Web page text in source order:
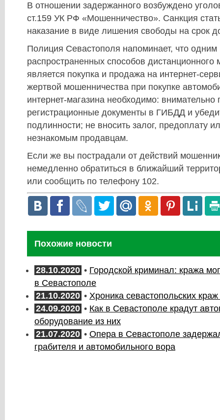
В отношении задержанного возбуждено
ст.159 УК РФ «Мошенничество». Санкция
наказание в виде лишения свободы на срок
Полиция Севастополя напоминает, что одним
распространенных способов дистанционного
является покупка и продажа на интернет-
жертвой мошенничества при покупке
интернет-магазина необходимо: внимательно
регистрационные документы в ГИБДД и
подлинности; не вносить залог, предоплату
незнакомым продавцам.
Если же вы пострадали от действий
немедленно обратиться в ближайший
или сообщить по телефону 102.
Похожие новости
28.10.2020 • Городской криминал: кража
в Севастополе
21.10.2020 • Хроника севастопольских краж
24.09.2020 • Как в Севастополе крадут
оборудование из них
21.07.2020 • Опера в Севастополе
грабителя и автомобильного вора